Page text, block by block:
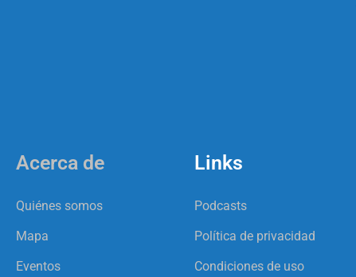
Acerca de
Quiénes somos
Mapa
Eventos
Links
Podcasts
Política de privacidad
Condiciones de uso